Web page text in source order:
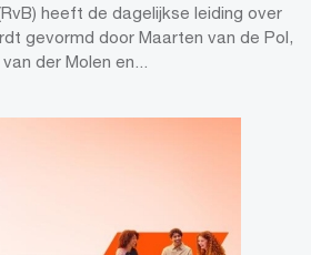
heeft de dagelijkse leiding over
gevormd door Maarten van de Pol,
der Molen en...